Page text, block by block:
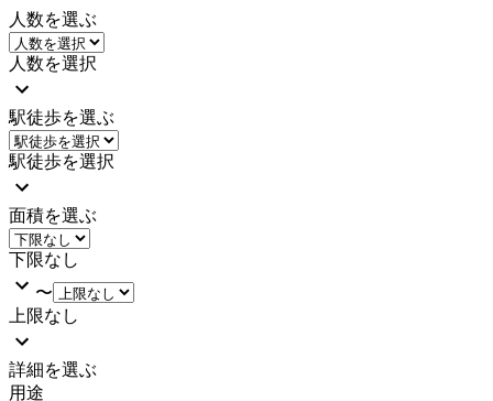
人数を選ぶ
人数を選択
駅徒歩を選ぶ
駅徒歩を選択
面積を選ぶ
下限なし
〜
上限なし
詳細を選ぶ
用途